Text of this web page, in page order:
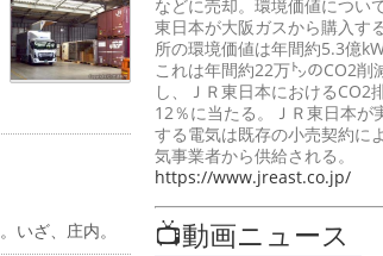
ざ、庄内。
などに売却。環境価値につい
東日本が大阪ガスから購入す
所の環境価値は年間約5.3億
これは年間約22万㌧のCO2削
し、ＪＲ東日本におけるCO2
12％に当たる。ＪＲ東日本が
する電気は既存の小売契約に
気事業者から供給される。
https://www.jreast.co.jp/
📺動画ニュース